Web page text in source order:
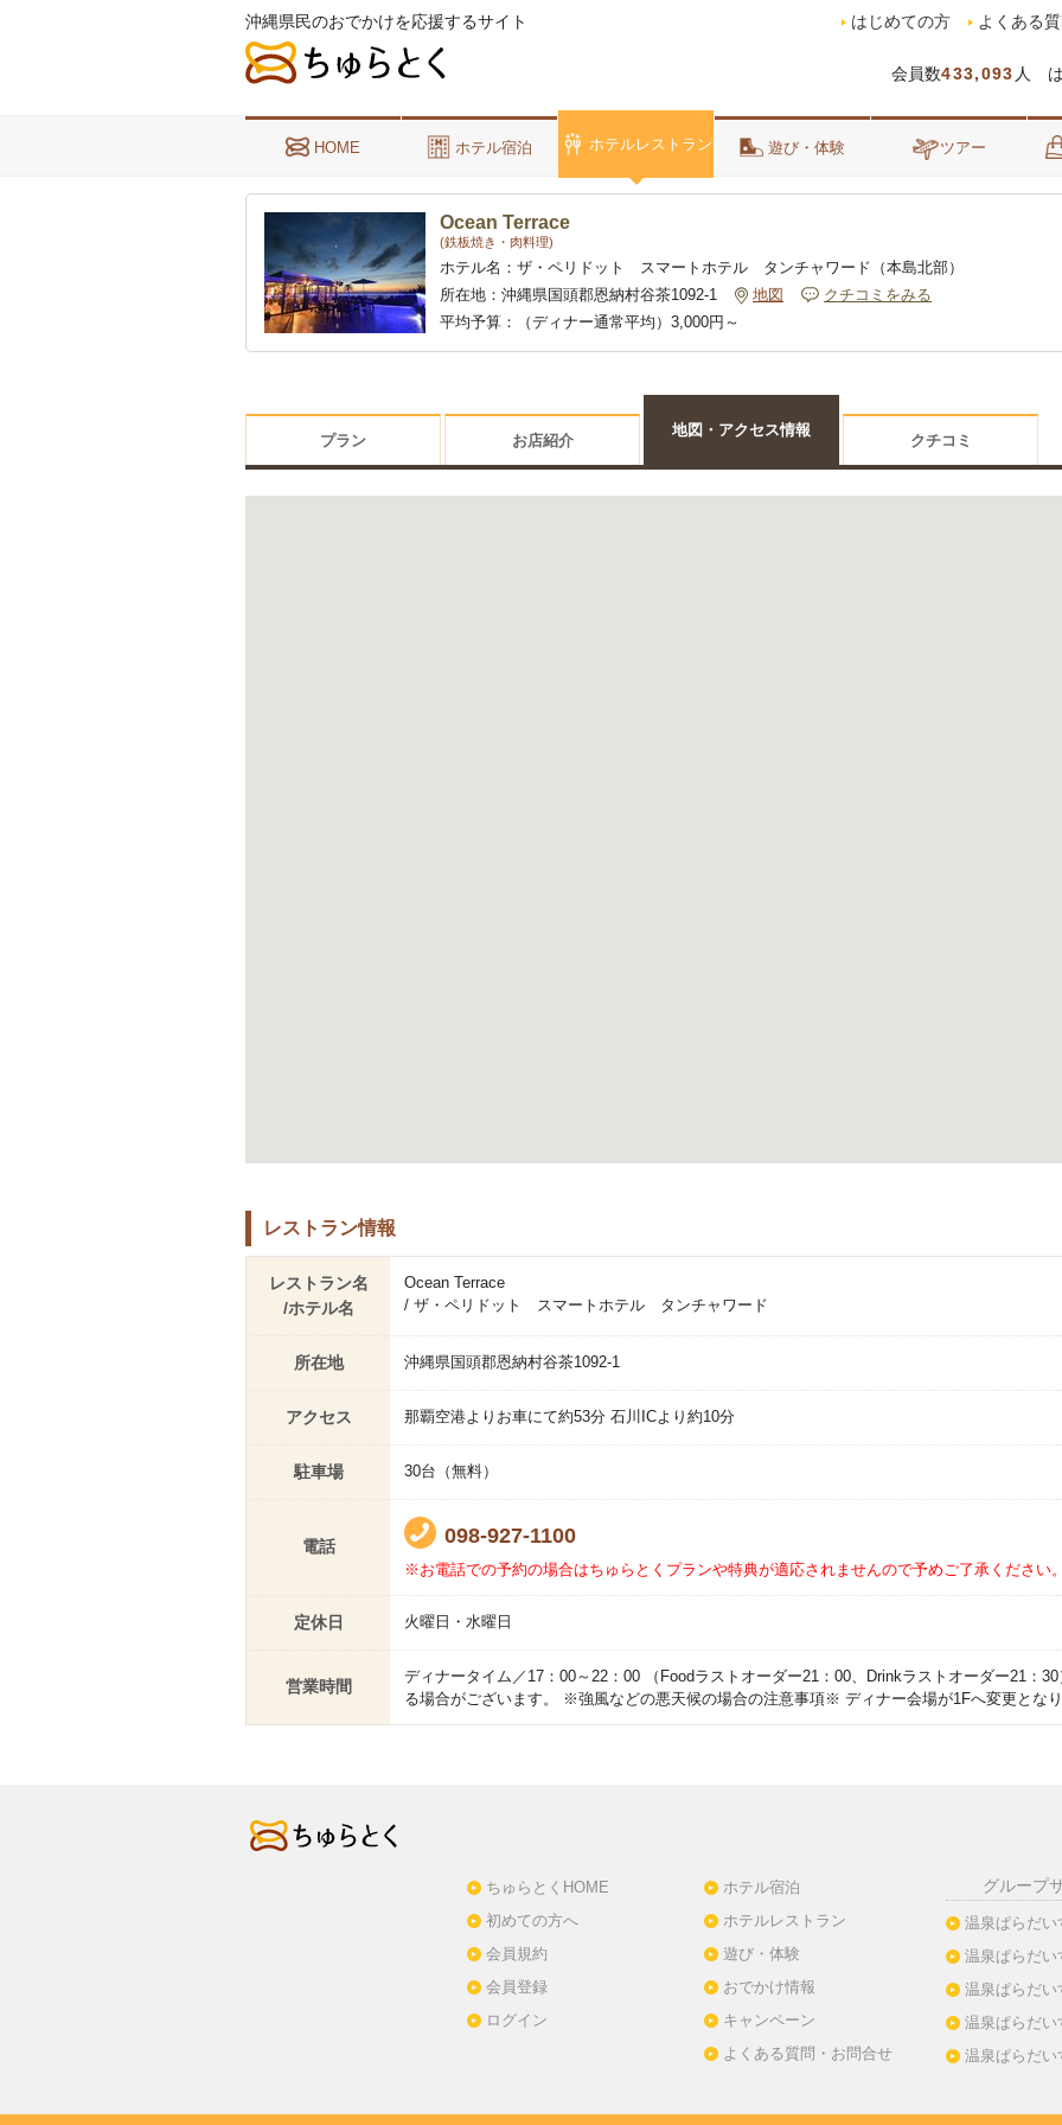
沖縄県民のおでかけを応援するサイト
会員数433,093 人
はじめての方 よくある
HOME ホテル宿泊 ホテルレストラン 遊び・体験 ツアー
Ocean Terrace
(鉄板焼き・肉料理)
ホテル名： ザ・ペリドット スマートホテル タンチャワード（本島北部）
所在地： 沖縄県国頭郡恩納村谷茶1092-1 地図
クチコミをみる
平均予算：
（ディナー通常平均）3,000円～
プラン お店紹介
地図・アクセス情報
クチコミ
レストラン情報
レストラン名
/ホテル名
Ocean Terrace
/ ザ・ペリドット スマートホテル タンチャワード
所在地 沖縄県国頭郡恩納村谷茶1092-1
アクセス 那覇空港よりお車にて約53分 石川ICより約10分
駐車場 30台（無料）
電話 098-927-1100
※お電話での予約の場合はちゅらとくプランや特典が適応されませんので予めご了承ください
定休日 火曜日・水曜日
営業時間
ディナータイム／17：00～22：00 （Foodラストオーダー21：00、Drinkラストオーダー21：
る場合がございます。 ※強風などの悪天候の場合の注意事項※ ディナー会場が1Fへ変更とな
ちゅらとくHOME
初めての方へ
会員規約
会員登録
ログイン
ホテル宿泊
ホテルレストラン
遊び・体験
おでかけ情報
キャンペーン
よくある質問・お問合せ
グループ
温泉ぱらだい
温泉ぱらだい
温泉ぱらだい
温泉ぱらだい
温泉ぱらだい